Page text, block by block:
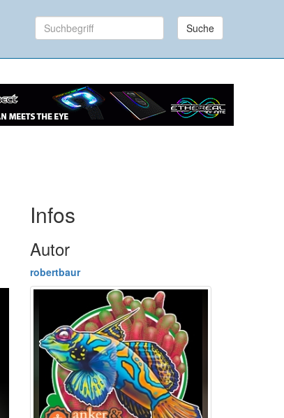
Suche
Infos
Autor
robertbaur